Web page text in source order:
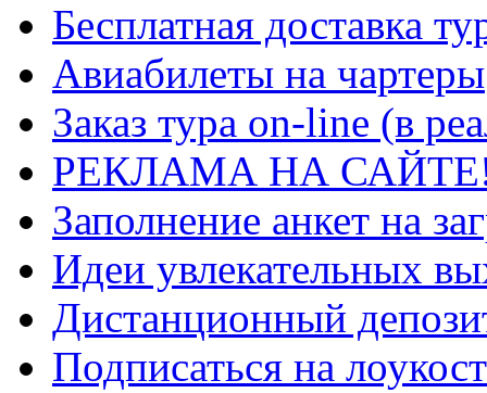
Бесплатная доставка
Авиабилеты на чартеры
Заказ тура on-line (в
РЕКЛАМА НА
Заполнение анкет на
Идеи увлекательных
Дистанционный
Подписаться на